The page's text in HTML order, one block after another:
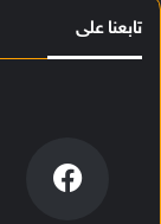
تابعنا على